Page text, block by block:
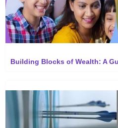
Building Blocks of Wealth: A